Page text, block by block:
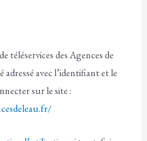
téléservices des Agences de
avec l’identifiant et le
sur le site :